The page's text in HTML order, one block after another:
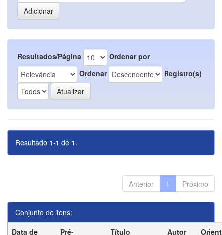
Resultados/Página
Ordenar por
Ordenar
Registro(s)
Resultado 1-1 de 1.
Anterior 1 Próximo
Conjunto de itens:
Data de
Pré-
Título Autor